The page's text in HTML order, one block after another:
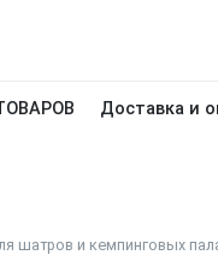
Доставка и
шатров и кемпинговых